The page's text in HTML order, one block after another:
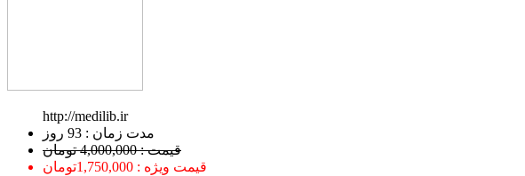
http://medilib.ir
ﻣﺪﺕ ﺯﻣﺎﻥ : 93 ﺭﻭﺯ
قیمت : 4,000,000 تومان
قیمت ویژه : 1,750,000تومان